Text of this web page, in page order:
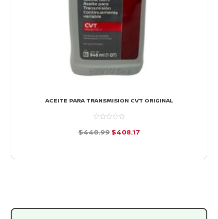
ACEITE PARA TRANSMISION CVT ORIGINAL
$448.99 El
$408.17El